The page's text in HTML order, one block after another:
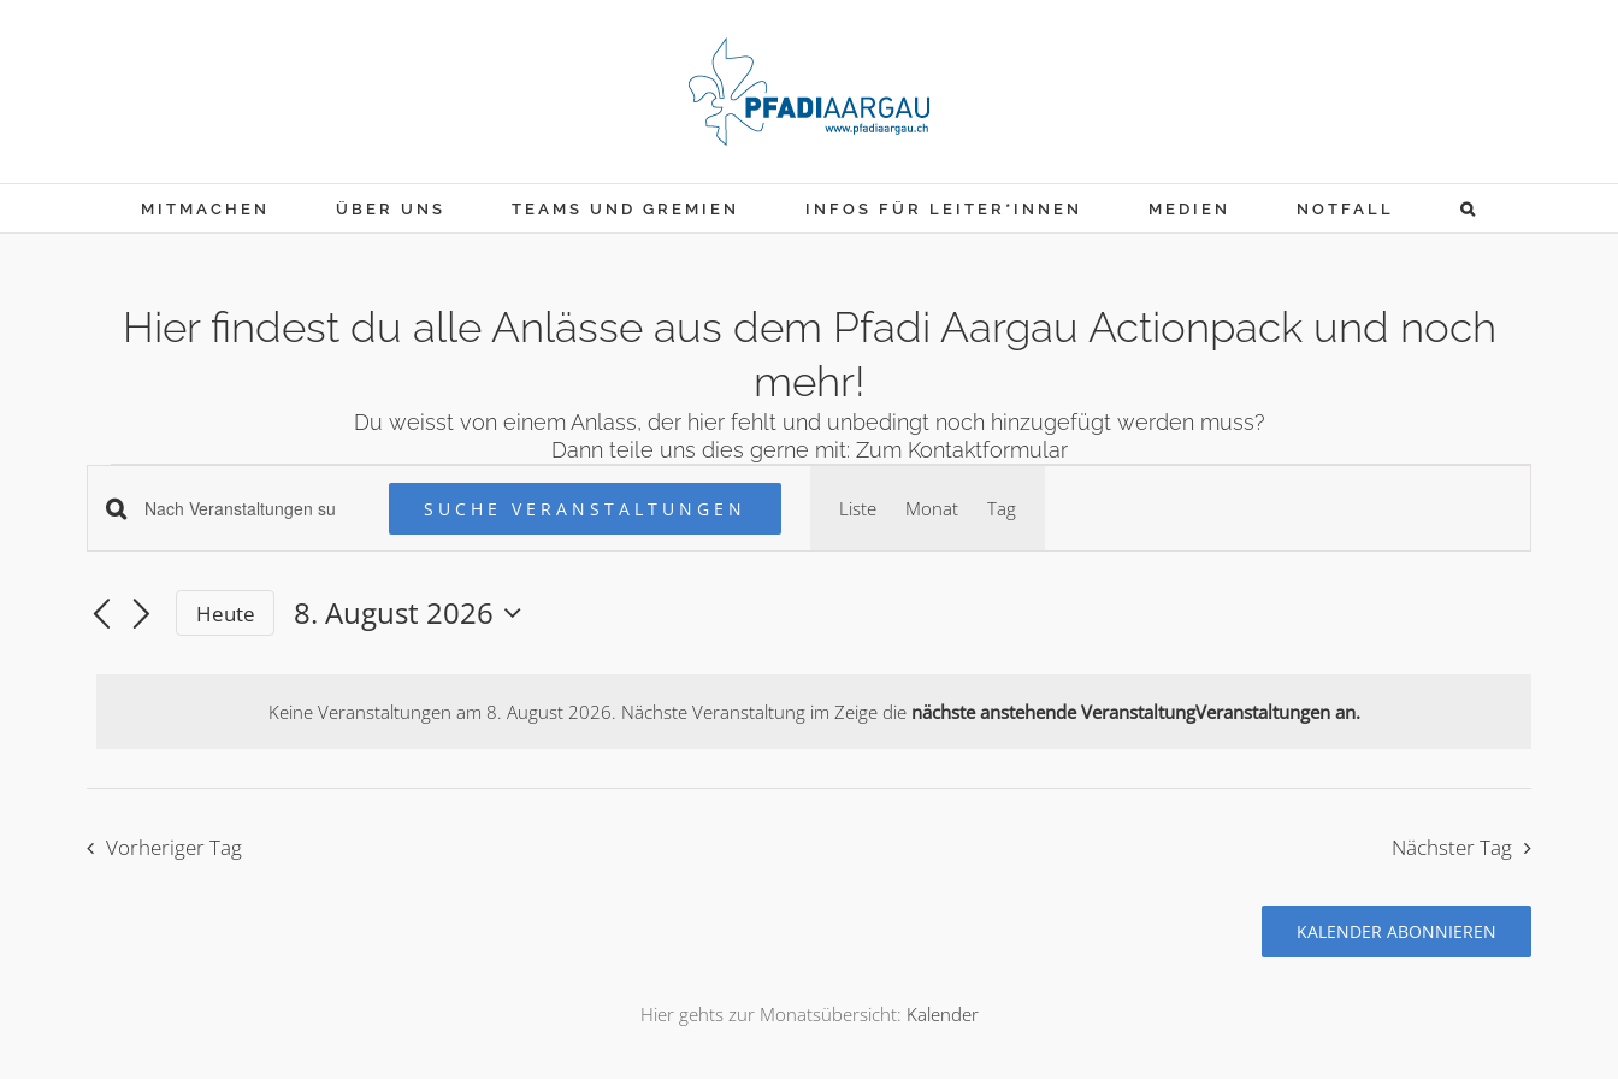
MITMACHEN ÜBER UNS TEAMS UND GREMIEN INFOS FÜR LEITER*INNEN MEDIEN NOTFALL
Hier findest du alle Anlässe aus dem Pfadi Aargau Actionpack und noch
mehr!
Du weisst von einem Anlass, der hier fehlt und unbedingt noch hinzugefügt werden muss?
Dann teile uns dies gerne mit: Zum Kontaktformular
Veranstaltungen
for
August
Notice
Keine Veranstaltungen am 8. August 2026. Nächste Veranstaltung im Zeige die nächste anstehende VeranstaltungVeranstaltungen an.
Veranstaltungen
Such-
und
Schlüsselwort
Suchen
Sie
SUCHE VERANSTALTUNGEN
Ansichtennavigation
Liste Monat Tag
Heute
8. August 2026
das
Vorheriger Tag Nächster Tag
KALENDER ABONNIEREN
Hier gehts zur Monatsübersicht: Kalender